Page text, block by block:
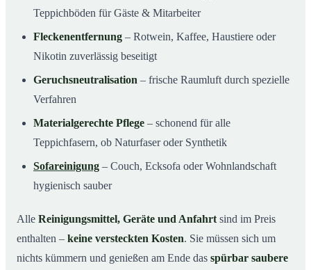
Teppichböden für Gäste & Mitarbeiter
Fleckenentfernung – Rotwein, Kaffee, Haustiere oder
Nikotin zuverlässig beseitigt
Geruchsneutralisation – frische Raumluft durch spezielle
Verfahren
Materialgerechte Pflege – schonend für alle
Teppichfasern, ob Naturfaser oder Synthetik
Sofareinigung – Couch, Ecksofa oder Wohnlandschaft
hygienisch sauber
Alle Reinigungsmittel, Geräte und Anfahrt sind im Preis
enthalten – keine versteckten Kosten. Sie müssen sich um
nichts kümmern und genießen am Ende das spürbar saubere